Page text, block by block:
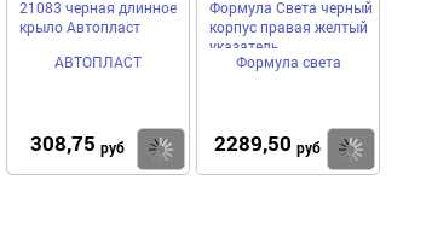
21083 черная длинное
крыло Автопласт
АВТОПЛАСТ
308,75 руб Купить
Формула Света черный
корпус правая желтый
указатель
Формула света
2289,50 руб